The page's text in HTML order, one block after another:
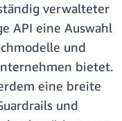
verwalteter
API eine Auswahl
und
bietet.
eine breite
und